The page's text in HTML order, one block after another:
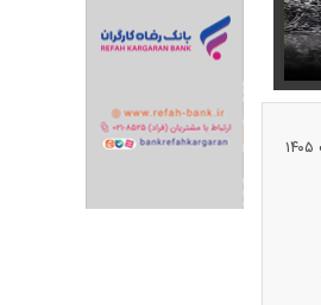
شادمهر عقیلی بعد از ۲۸ سال «گل یاس» را دوباره خواند + ویدئو
قیمت طلای ۱۸ عیار از ۱۹ میلیون گذشت